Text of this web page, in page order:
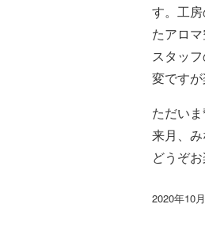
す。工
たアロマ
スタッ
変ですが
ただい
来月、
どうぞ
2020年10